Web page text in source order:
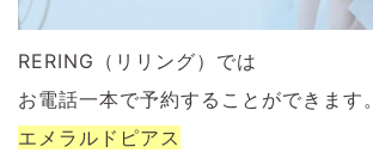
RERING（リリング）では
お電話一本で予約することができます。
エメラルドピアス